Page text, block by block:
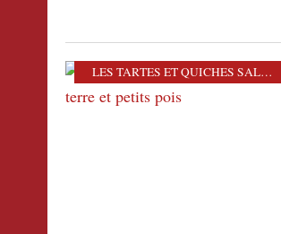
LES TARTES ET QUICHES SALÉES